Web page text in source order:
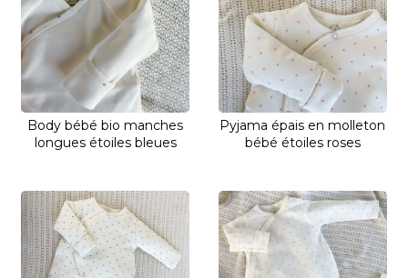
Body bébé bio manches
longues étoiles bleues
Pyjama épais en molleton
bébé étoiles roses